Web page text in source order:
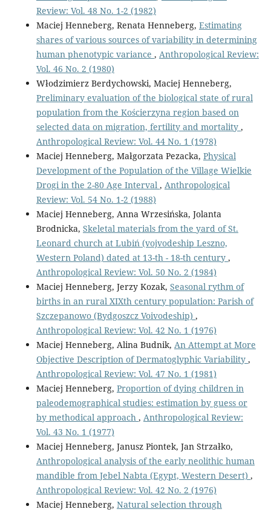
Review: Vol. 48 No. 1-2 (1982)
Maciej Henneberg, Renata Henneberg, Estimating
shares of various sources of variability in determining
human phenotypic variance , Anthropological Review:
Vol. 46 No. 2 (1980)
Włodzimierz Berdychowski, Maciej Henneberg,
Preliminary evaluation of the biological state of rural
population from the Kościerzyna region based on
selected data on migration, fertility and mortality ,
Anthropological Review: Vol. 44 No. 1 (1978)
Maciej Henneberg, Małgorzata Pezacka, Physical
Development of the Population of the Village Wielkie
Drogi in the 2-80 Age Interval , Anthropological
Review: Vol. 54 No. 1-2 (1988)
Maciej Henneberg, Anna Wrzesińska, Jolanta
Brodnicka, Skeletal materials from the yard of St.
Leonard church at Lubiń (vojvodeship Leszno,
Western Poland) dated at 13-th - 18-th century ,
Anthropological Review: Vol. 50 No. 2 (1984)
Maciej Henneberg, Jerzy Kozak, Seasonal rythm of
births in an rural XIXth century population: Parish of
Szczepanowo (Bydgoszcz Voivodeship) ,
Anthropological Review: Vol. 42 No. 1 (1976)
Maciej Henneberg, Alina Budnik, An Attempt at More
Objective Description of Dermatoglyphic Variability ,
Anthropological Review: Vol. 47 No. 1 (1981)
Maciej Henneberg, Proportion of dying children in
paleodemographical studies: estimation by guess or
by methodical approach , Anthropological Review:
Vol. 43 No. 1 (1977)
Maciej Henneberg, Janusz Piontek, Jan Strzałko,
Anthropological analysis of the early neolithic human
mandible from Jebel Nabta (Egypt, Western Desert) ,
Anthropological Review: Vol. 42 No. 2 (1976)
Maciej Henneberg, Natural selection through